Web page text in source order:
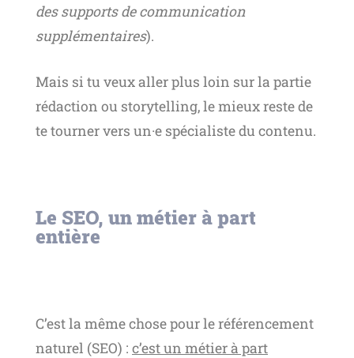
des supports de communication
supplémentaires).
Mais si tu veux aller plus loin sur la partie
rédaction ou storytelling, le mieux reste de
te tourner vers un·e spécialiste du contenu.
Le SEO, un métier à part
entière
C’est la même chose pour le référencement
naturel (SEO) : c’est un métier à part